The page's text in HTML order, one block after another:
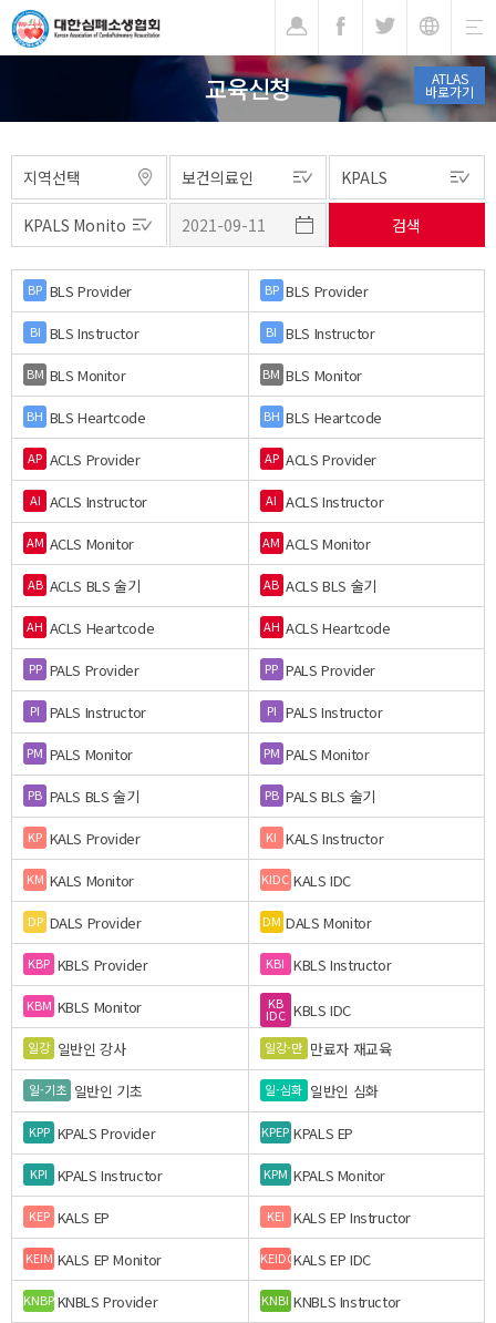
ATLAS
바로가기
교육신청
BP BLS Provider BP BLS Provider
BI BLS Instructor BI BLS Instructor
BM BLS Monitor BM BLS Monitor
BH BLS Heartcode BH BLS Heartcode
AP ACLS Provider AP ACLS Provider
AI ACLS Instructor AI ACLS Instructor
AM ACLS Monitor AM ACLS Monitor
AB ACLS BLS 술기 AB ACLS BLS 술기
AH ACLS Heartcode AH ACLS Heartcode
PP PALS Provider PP PALS Provider
PI PALS Instructor PI PALS Instructor
PM PALS Monitor PM PALS Monitor
PB PALS BLS 술기 PB PALS BLS 술기
KP KALS Provider KI KALS Instructor
KM KALS Monitor KIDC KALS IDC
DP DALS Provider DM DALS Monitor
KBP KBLS Provider KBI KBLS Instructor
KBM KBLS Monitor KB
IDC KBLS IDC
일강 일반인 강사 일강-만 만료자 재교육
일-기초 일반인 기초 일-심화 일반인 심화
KPP KPALS Provider KPEP KPALS EP
KPI KPALS Instructor KPM KPALS Monitor
KEP KALS EP KEI KALS EP Instructor
KEIM KALS EP Monitor KEIDCKALS EP IDC
KNBPKNBLS Provider KNBI KNBLS Instructor